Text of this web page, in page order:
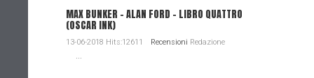
MAX BUNKER – ALAN FORD – LIBRO QUATTRO
(OSCAR INK)
13-06-2018 Hits:12611 Recensioni Redazione
...